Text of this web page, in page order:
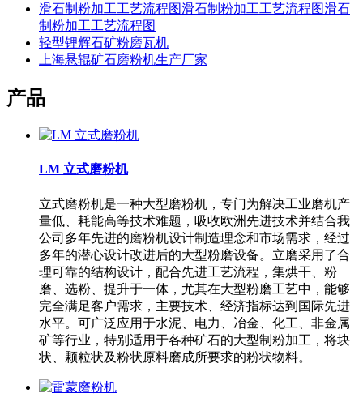
滑石制粉加工工艺流程图滑石制粉加工工艺流程图滑石
制粉加工工艺流程图
轻型锂辉石矿粉磨瓦机
上海悬辊矿石磨粉机生产厂家
产品
LM 立式磨粉机
立式磨粉机是一种大型磨粉机，专门为解决工业磨机产
量低、耗能高等技术难题，吸收欧洲先进技术并结合我
公司多年先进的磨粉机设计制造理念和市场需求，经过
多年的潜心设计改进后的大型粉磨设备。立磨采用了合
理可靠的结构设计，配合先进工艺流程，集烘干、粉
磨、选粉、提升于一体，尤其在大型粉磨工艺中，能够
完全满足客户需求，主要技术、经济指标达到国际先进
水平。可广泛应用于水泥、电力、冶金、化工、非金属
矿等行业，特别适用于各种矿石的大型制粉加工，将块
状、颗粒状及粉状原料磨成所要求的粉状物料。